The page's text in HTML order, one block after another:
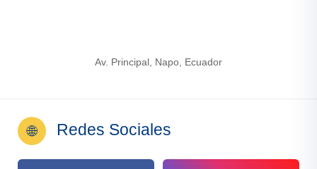
Av. Principal, Napo, Ecuador
🌐 Redes Sociales